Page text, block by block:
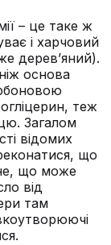
– це таке ж
і харчовий
дерев’яний).
основа
теж
Загалом
відомих
що
що може
від
там